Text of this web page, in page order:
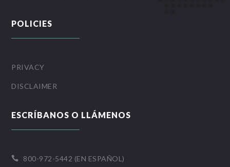
POLICIES
PRIVACY
DISCLAIMER
ESCRÍBANOS O LLÁMENOS
 800-972-5442 (EN ESPAÑOL)